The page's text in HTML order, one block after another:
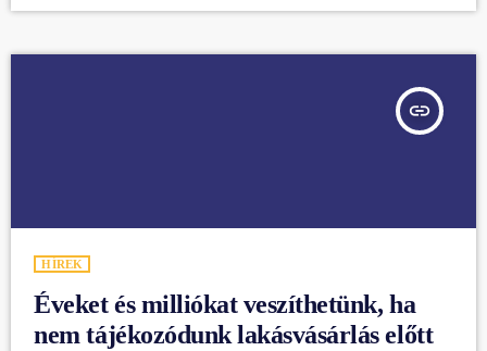
Tette ezt olyan formában, hogy a figyelem ráirányult és a félelmek
megfogadják iránymutatásait. Ki ez a hölgy és mit is csinált pontosan?
insert_link
HÍREK
Éveket és milliókat veszíthetünk, ha
nem tájékozódunk lakásvásárlás előtt